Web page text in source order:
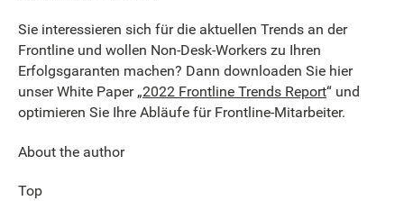
Sie interessieren sich für die aktuellen Trends an der
Frontline und wollen Non-Desk-Workers zu Ihren
Erfolgsgaranten machen? Dann downloaden Sie hier
unser White Paper „2022 Frontline Trends Report“ und
optimieren Sie Ihre Abläufe für Frontline-Mitarbeiter.
About the author
Top